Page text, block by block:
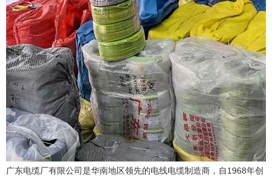
广东电缆厂有限公司是华南地区领先的电线电缆制造商，自1968年创